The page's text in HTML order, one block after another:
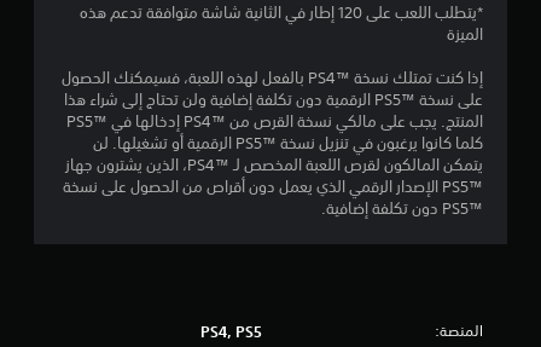
و
م
م
ن
إ
ج
*يتطلب اللعب على 120 إطار في الثانية شاشة متوافقة تدعم هذه
الميزة
إذا كنت تمتلك نسخة PS4™‎ بالفعل لهذه اللعبة، فسيمكنك الحصول
على نسخة PS5™‎ الرقمية دون تكلفة إضافية ولن تحتاج إلى شراء هذا
المنتج. يجب على مالكي نسخة القرص من PS4™‎ إدخالها في PS5™‎
كلما كانوا يرغبون في تنزيل نسخة PS5™‎ الرقمية أو تشغيلها. لن
يتمكن المالكون لقرص اللعبة المخصص لـ PS4™‎، الذين يشترون جهاز
PS5™‎ الإصدار الرقمي الذي يعمل دون أقراص من الحصول على نسخة
PS5™‎ دون تكلفة إضافية.
المنصة: PS4, PS5